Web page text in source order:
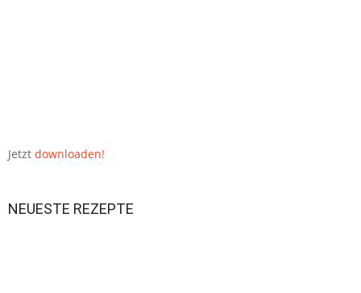
Jetzt downloaden!
NEUESTE REZEPTE